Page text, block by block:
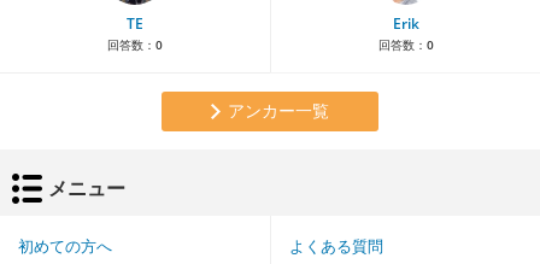
TE
回答数： 0
Erik
回答数： 0
アンカー一覧
メニュー
初めての方へ よくある質問